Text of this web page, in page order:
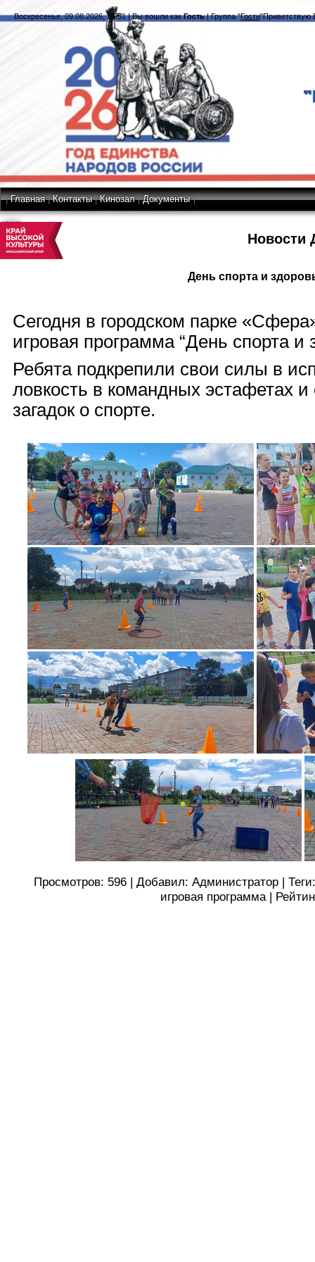
Воскресенье, 09.08.2026, 16:51|Вы вошли как Гость|Группа"Гости"Приветствую
|Главная|Контакты|Кинозал|Документы
|RSS
Новости
День спорта и
Сегодня в городском парке
игровая программа “День спорта и
Ребята подкрепили свои силы в
ловкость в командных эстафетах
загадок о спорте.
Просмотров: 596 |Добавил: Администратор |Теги
игровая программа |